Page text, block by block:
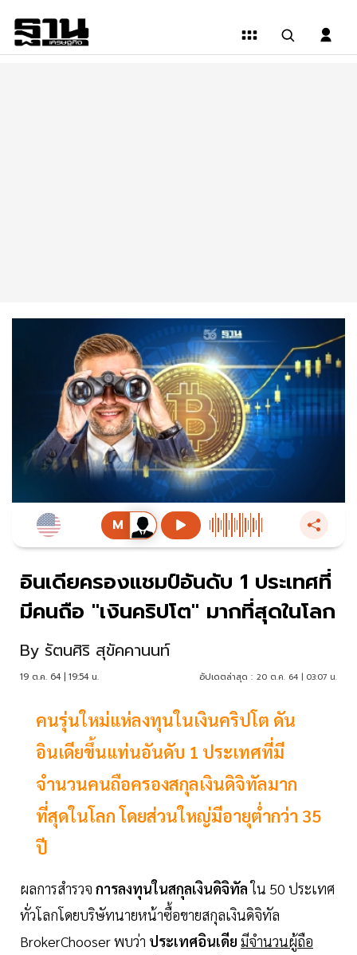
อินเดียครองแชมป์อันดับ 1 ประเทศที่
มีคนถือ "เงินคริปโต" มากที่สุดในโลก
By รัตนศิริ สุขัคคานนท์
19 ต.ค. 64 | 19:54 น. อัปเดตล่าสุด : 20 ต.ค. 64 | 03:07 น.
คนรุ่นใหม่แห่ลงทุนในเงินคริปโต ดัน
อินเดียขึ้นแท่นอันดับ 1 ประเทศที่มี
จำนวนคนถือครองสกุลเงินดิจิทัลมาก
ที่สุดในโลก โดยส่วนใหญ่มีอายุต่ำกว่า 35
ปี
ผลการสำรวจ การลงทุนในสกุลเงินดิจิทัลใน 50 ประเทศ
ทั่วโลกโดยบริษัทนายหน้าซื้อขายสกุลเงินดิจิทัล
BrokerChooser พบว่า ประเทศอินเดีย มีจำนวนผู้ถือ